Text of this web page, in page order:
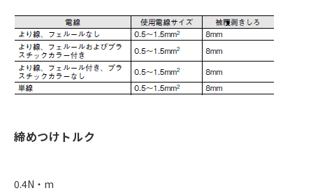
締めつけトルク
0.4N・m